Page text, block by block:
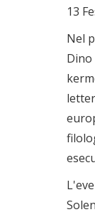
13
Nel
Dino